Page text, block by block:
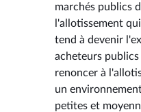
marchés publics
l'allotissement
tend à devenir
acheteurs
renoncer à
un
petites et